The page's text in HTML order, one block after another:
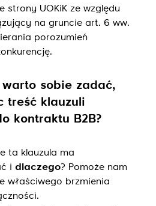
strony UOKiK ze względu
na gruncie art. 6 ww.
porozumień
sobie zadać,
treść klauzuli
kontraktu B2B?
ta klauzula ma
i dlaczego? Pomoże nam
właściwego brzmienia